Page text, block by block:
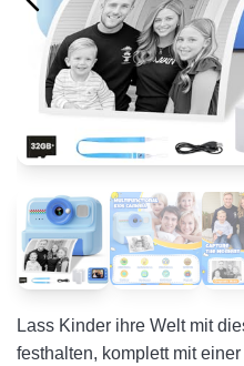
Lass Kinder ihre Welt mit
festhalten, komplett mit